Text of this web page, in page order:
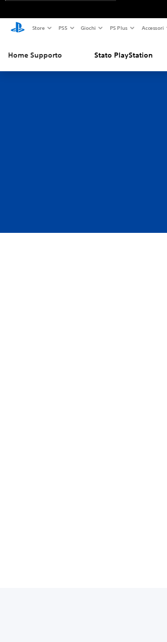
Store PS5 Giochi PS Plus Accessori
Home Supporto Stato PlayStation